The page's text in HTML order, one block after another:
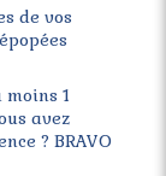
de vos
1
avez
? BRAVO